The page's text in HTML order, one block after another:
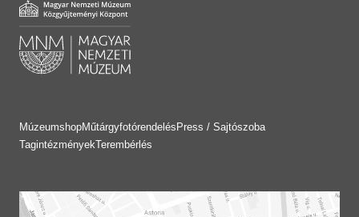
MúzeumshopMűtárgyfotórendelés Press / Sajtószoba
TagintézményekTerembérlés